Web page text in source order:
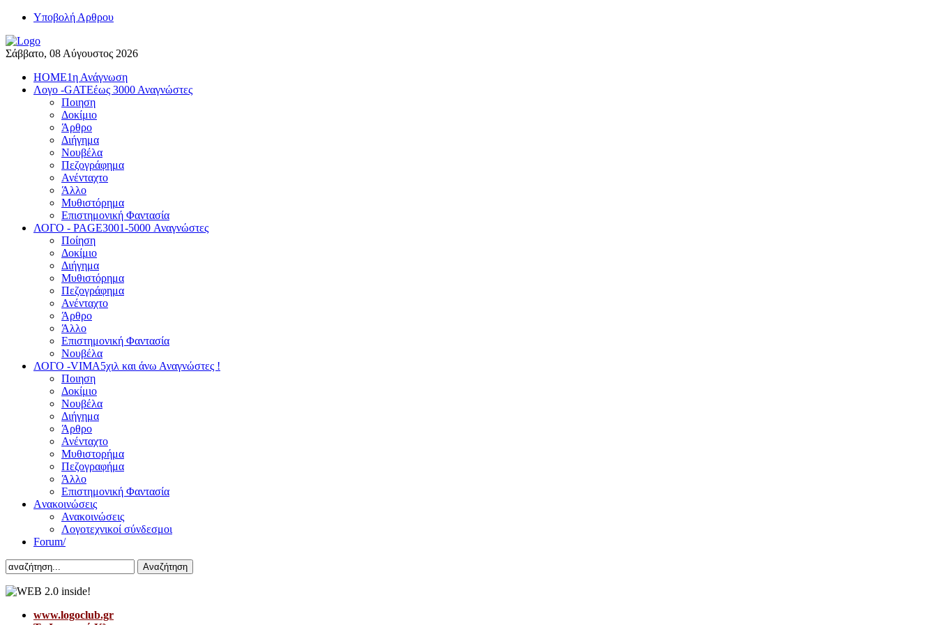
Yποβολή Αρθρου
Σάββατο, 08 Αύγουστος 2026
HOME1η Ανάγνωση
Λογο -GATEέως 3000 Αναγνώστες
Ποιηση
Δοκίμιο
Άρθρο
Διήγημα
Νουβέλα
Πεζογράφημα
Ανένταχτο
Άλλο
Μυθιστόρημα
Επιστημονική Φαντασία
ΛΟΓΟ - PAGE3001-5000 Αναγνώστες
Ποίηση
Δοκίμιο
Διήγημα
Μυθιστόρημα
Πεζογράφημα
Ανένταχτο
Άρθρο
Άλλο
Επιστημονική Φαντασία
Νουβέλα
ΛΟΓΟ -VIMA5χιλ και άνω Αναγνώστες !
Ποιηση
Δοκίμιο
Νουβέλα
Διήγημα
Άρθρο
Ανένταχτο
Μυθιστορήμα
Πεζογραφήμα
Άλλο
Επιστημονική Φαντασία
Aνακοινώσεις
Ανακοινώσεις
Λογοτεχνικοί σύνδεσμοι
Forum/
Αναζήτηση
www.logoclub.gr